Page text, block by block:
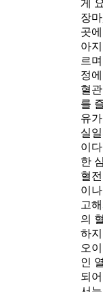
게
장
곳
아
르
정
혈
를
유
실
이
한
혈
이
고
의
하
오
인
되